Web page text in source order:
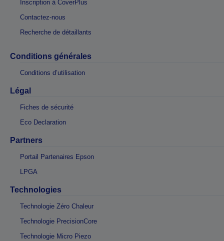
Inscription à CoverPlus
Contactez-nous
Recherche de détaillants
Conditions générales
Conditions d’utilisation
Légal
Fiches de sécurité
Eco Declaration
Partners
Portail Partenaires Epson
LPGA
Technologies
Technologie Zéro Chaleur
Technologie PrecisionCore
Technologie Micro Piezo